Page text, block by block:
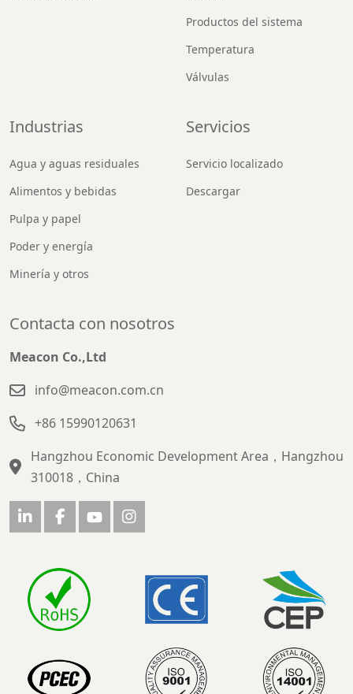
Productos del sistema
Temperatura
Válvulas
Industrias
Agua y aguas residuales
Alimentos y bebidas
Pulpa y papel
Poder y energía
Minería y otros
Servicios
Servicio localizado
Descargar
Contacta con nosotros
Meacon Co.,Ltd
info@meacon.com.cn
+86 15990120631
Hangzhou Economic Development Area，Hangzhou
310018，China